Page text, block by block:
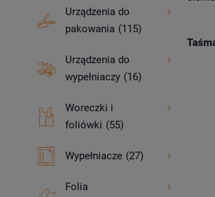
Urządzenia do
pakowania (115)
Urządzenia do
wypełniaczy (16)
Woreczki i
foliówki (55)
Wypełniacze (27)
Folia